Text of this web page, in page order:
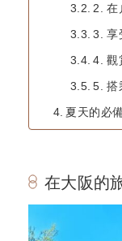
2. 在
3. 享
4. 觀
5. 搭
夏天的必
在大阪的